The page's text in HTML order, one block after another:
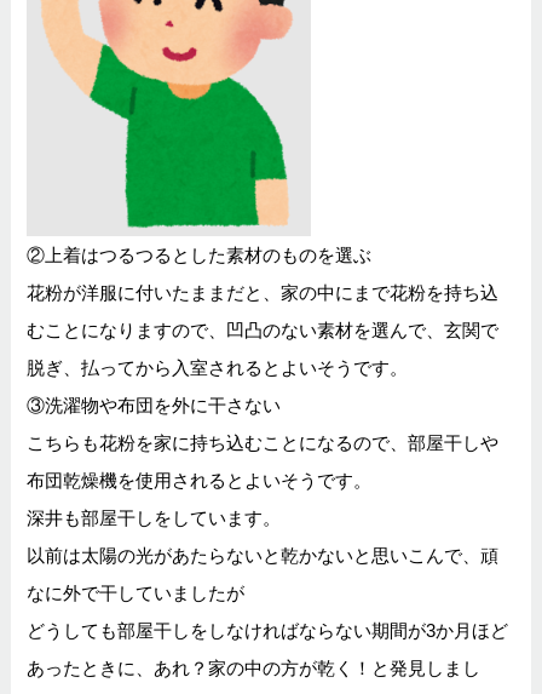
②上着はつるつるとした素材のものを選ぶ
花粉が洋服に付いたままだと、家の中にまで花粉を持ち込
むことになりますので、凹凸のない素材を選んで、玄関で
脱ぎ、払ってから入室されるとよいそうです。
③洗濯物や布団を外に干さない
こちらも花粉を家に持ち込むことになるので、部屋干しや
布団乾燥機を使用されるとよいそうです。
深井も部屋干しをしています。
以前は太陽の光があたらないと乾かないと思いこんで、頑
なに外で干していましたが
どうしても部屋干しをしなければならない期間が3か月ほど
あったときに、あれ？家の中の方が乾く！と発見しまし